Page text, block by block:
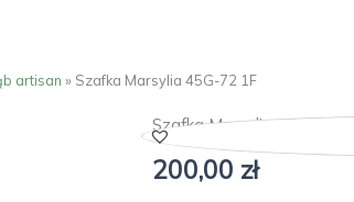
artisan » Szafka Marsylia 45G-72 1F
Szafka Marsylia 45G-72
200,00 zł